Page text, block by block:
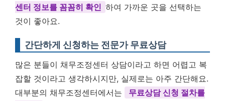
센터 정보를 꼼꼼히 확인 하여 가까운 곳을 선택하는
것이 좋아요.
간단하게 신청하는 전문가 무료상담
많은 분들이 채무조정센터 상담이라고 하면 어렵고 복
잡할 것이라고 생각하시지만, 실제로는 아주 간단해요.
대부분의 채무조정센터에서는
무료상담 신청 절차를